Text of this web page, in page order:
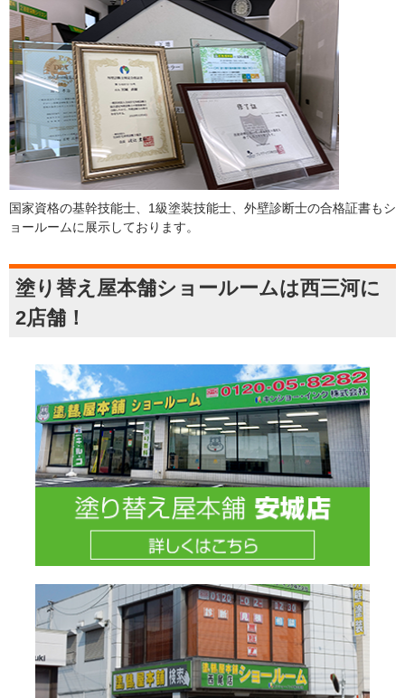
国家資格の基幹技能士、1級塗装技能士、外壁診断士の合格証書もシ
ョールームに展示しております。
塗り替え屋本舗ショールームは西三河に
2店舗！